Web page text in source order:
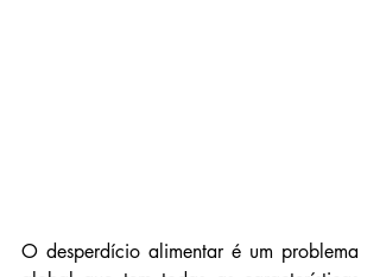
O desperdício alimentar é um problema